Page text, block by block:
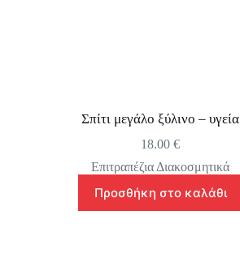
Σπίτι μεγάλο ξύλινο – υγεία
18.00€
Επιτραπέζια Διακοσμητικά
Προσθήκη στο καλάθι